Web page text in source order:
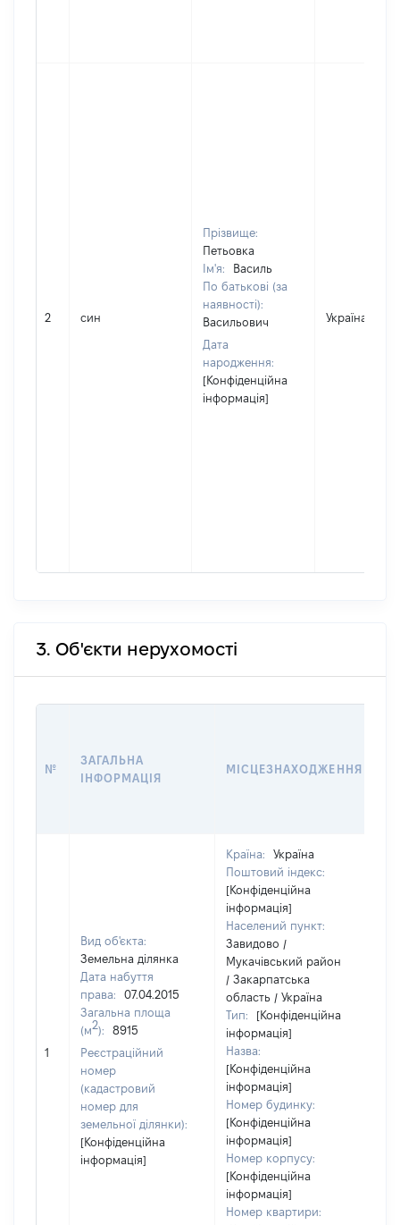
2 син
Прізвище:
Петьовка
Ім'я:
Василь
По батькові (за
наявності):
Васильович
Дата
народження:
[Конфіденційна
інформація]
Україна
3. Об'єкти нерухомості
№
ЗАГАЛЬНА
ІНФОРМАЦІЯ
МІСЦЕЗНАХОДЖЕННЯ
1
Вид об'єкта:
Земельна ділянка
Дата набуття
права:
07.04.2015
Загальна площа
(м2):
8915
Реєстраційний
номер
(кадастровий
номер для
земельної ділянки):
[Конфіденційна
інформація]
Країна:
Україна
Поштовий індекс:
[Конфіденційна
інформація]
Населений пункт:
Завидово /
Мукачівський район
/ Закарпатська
область / Україна
Тип:
[Конфіденційна
інформація]
Назва:
[Конфіденційна
інформація]
Номер будинку:
[Конфіденційна
інформація]
Номер корпусу:
[Конфіденційна
інформація]
Номер квартири: